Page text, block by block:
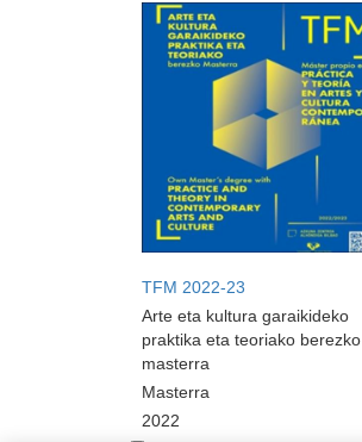
TFM 2022-23
Arte eta kultura garaikideko
praktika eta teoriako berezko
masterra
Masterra
2022